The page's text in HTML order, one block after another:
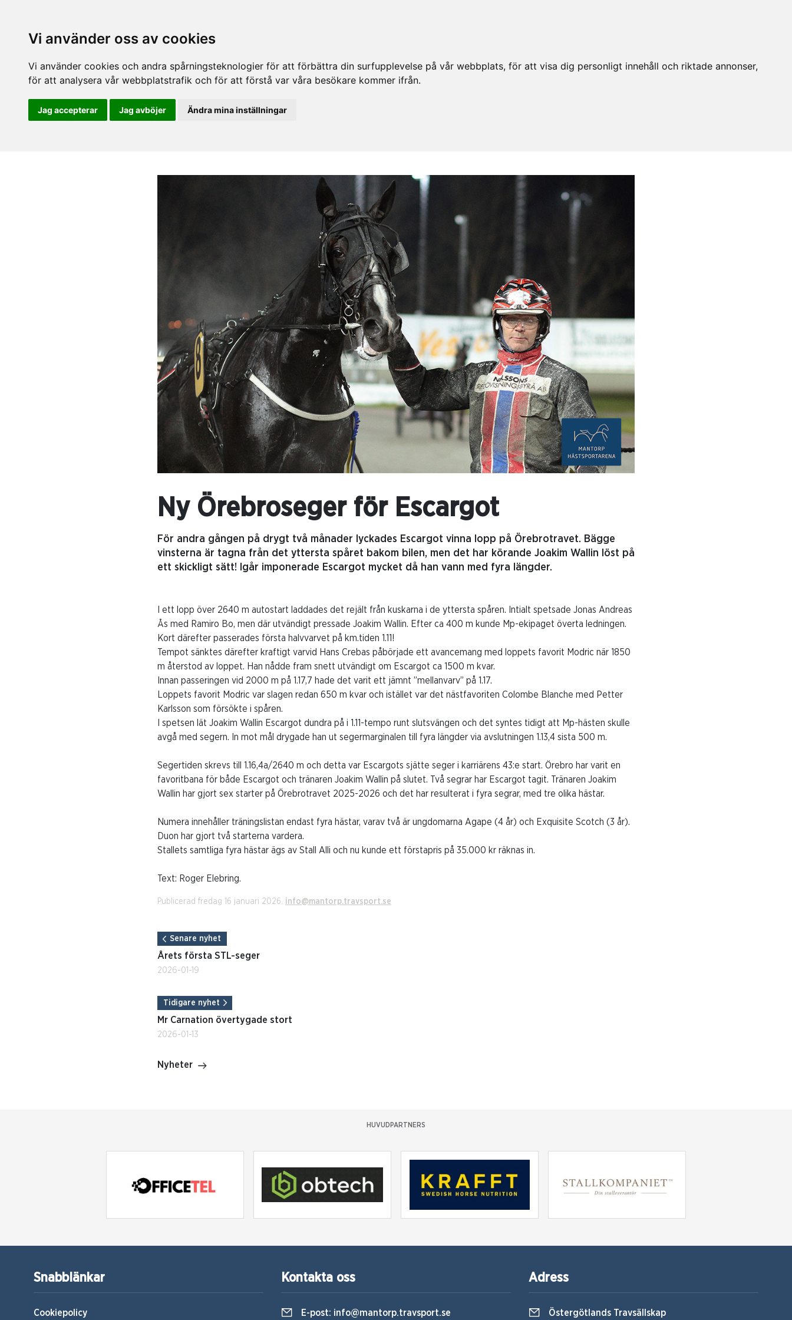
Vi använder oss av cookies
Vi använder cookies och andra spårningsteknologier för att förbättra din surfupplevelse på vår webbplats, för att visa dig personligt innehåll och riktade annonser,
för att analysera vår webbplatstrafik och för att förstå var våra besökare kommer ifrån.
Jag accepterar Jag avböjer Ändra mina inställningar
Ny Örebroseger för Escargot
För andra gången på drygt två månader lyckades Escargot vinna lopp på Örebrotravet. Bägge
vinsterna är tagna från det yttersta spåret bakom bilen, men det har körande Joakim Wallin löst på
ett skickligt sätt! Igår imponerade Escargot mycket då han vann med fyra längder.
I ett lopp över 2640 m autostart laddades det rejält från kuskarna i de yttersta spåren. Intialt spetsade Jonas Andreas
Ås med Ramiro Bo, men där utvändigt pressade Joakim Wallin. Efter ca 400 m kunde Mp-ekipaget överta ledningen.
Kort därefter passerades första halvvarvet på km.tiden 1.11!
Tempot sänktes därefter kraftigt varvid Hans Crebas påbörjade ett avancemang med loppets favorit Modric när 1850
m återstod av loppet. Han nådde fram snett utvändigt om Escargot ca 1500 m kvar.
Innan passeringen vid 2000 m på 1.17,7 hade det varit ett jämnt ”mellanvarv” på 1.17.
Loppets favorit Modric var slagen redan 650 m kvar och istället var det nästfavoriten Colombe Blanche med Petter
Karlsson som försökte i spåren.
I spetsen lät Joakim Wallin Escargot dundra på i 1.11-tempo runt slutsvängen och det syntes tidigt att Mp-hästen skulle
avgå med segern. In mot mål drygade han ut segermarginalen till fyra längder via avslutningen 1.13,4 sista 500 m.
Segertiden skrevs till 1.16,4a/2640 m och detta var Escargots sjätte seger i karriärens 43:e start. Örebro har varit en
favoritbana för både Escargot och tränaren Joakim Wallin på slutet. Två segrar har Escargot tagit. Tränaren Joakim
Wallin har gjort sex starter på Örebrotravet 2025-2026 och det har resulterat i fyra segrar, med tre olika hästar.
Numera innehåller träningslistan endast fyra hästar, varav två är ungdomarna Agape (4 år) och Exquisite Scotch (3 år).
Duon har gjort två starterna vardera.
Stallets samtliga fyra hästar ägs av Stall Alli och nu kunde ett förstapris på 35.000 kr räknas in.
Text: Roger Elebring.
Publicerad fredag 16 januari 2026. info@mantorp.travsport.se
Senare nyhet
Årets första STL-seger
2026-01-19
Tidigare nyhet
Mr Carnation övertygade stort
2026-01-13
Nyheter
HUVUDPARTNERS
Snabblänkar
Cookiepolicy
Kontakta oss
E-post: info@mantorp.travsport.se
Adress
Östergötlands Travsällskap